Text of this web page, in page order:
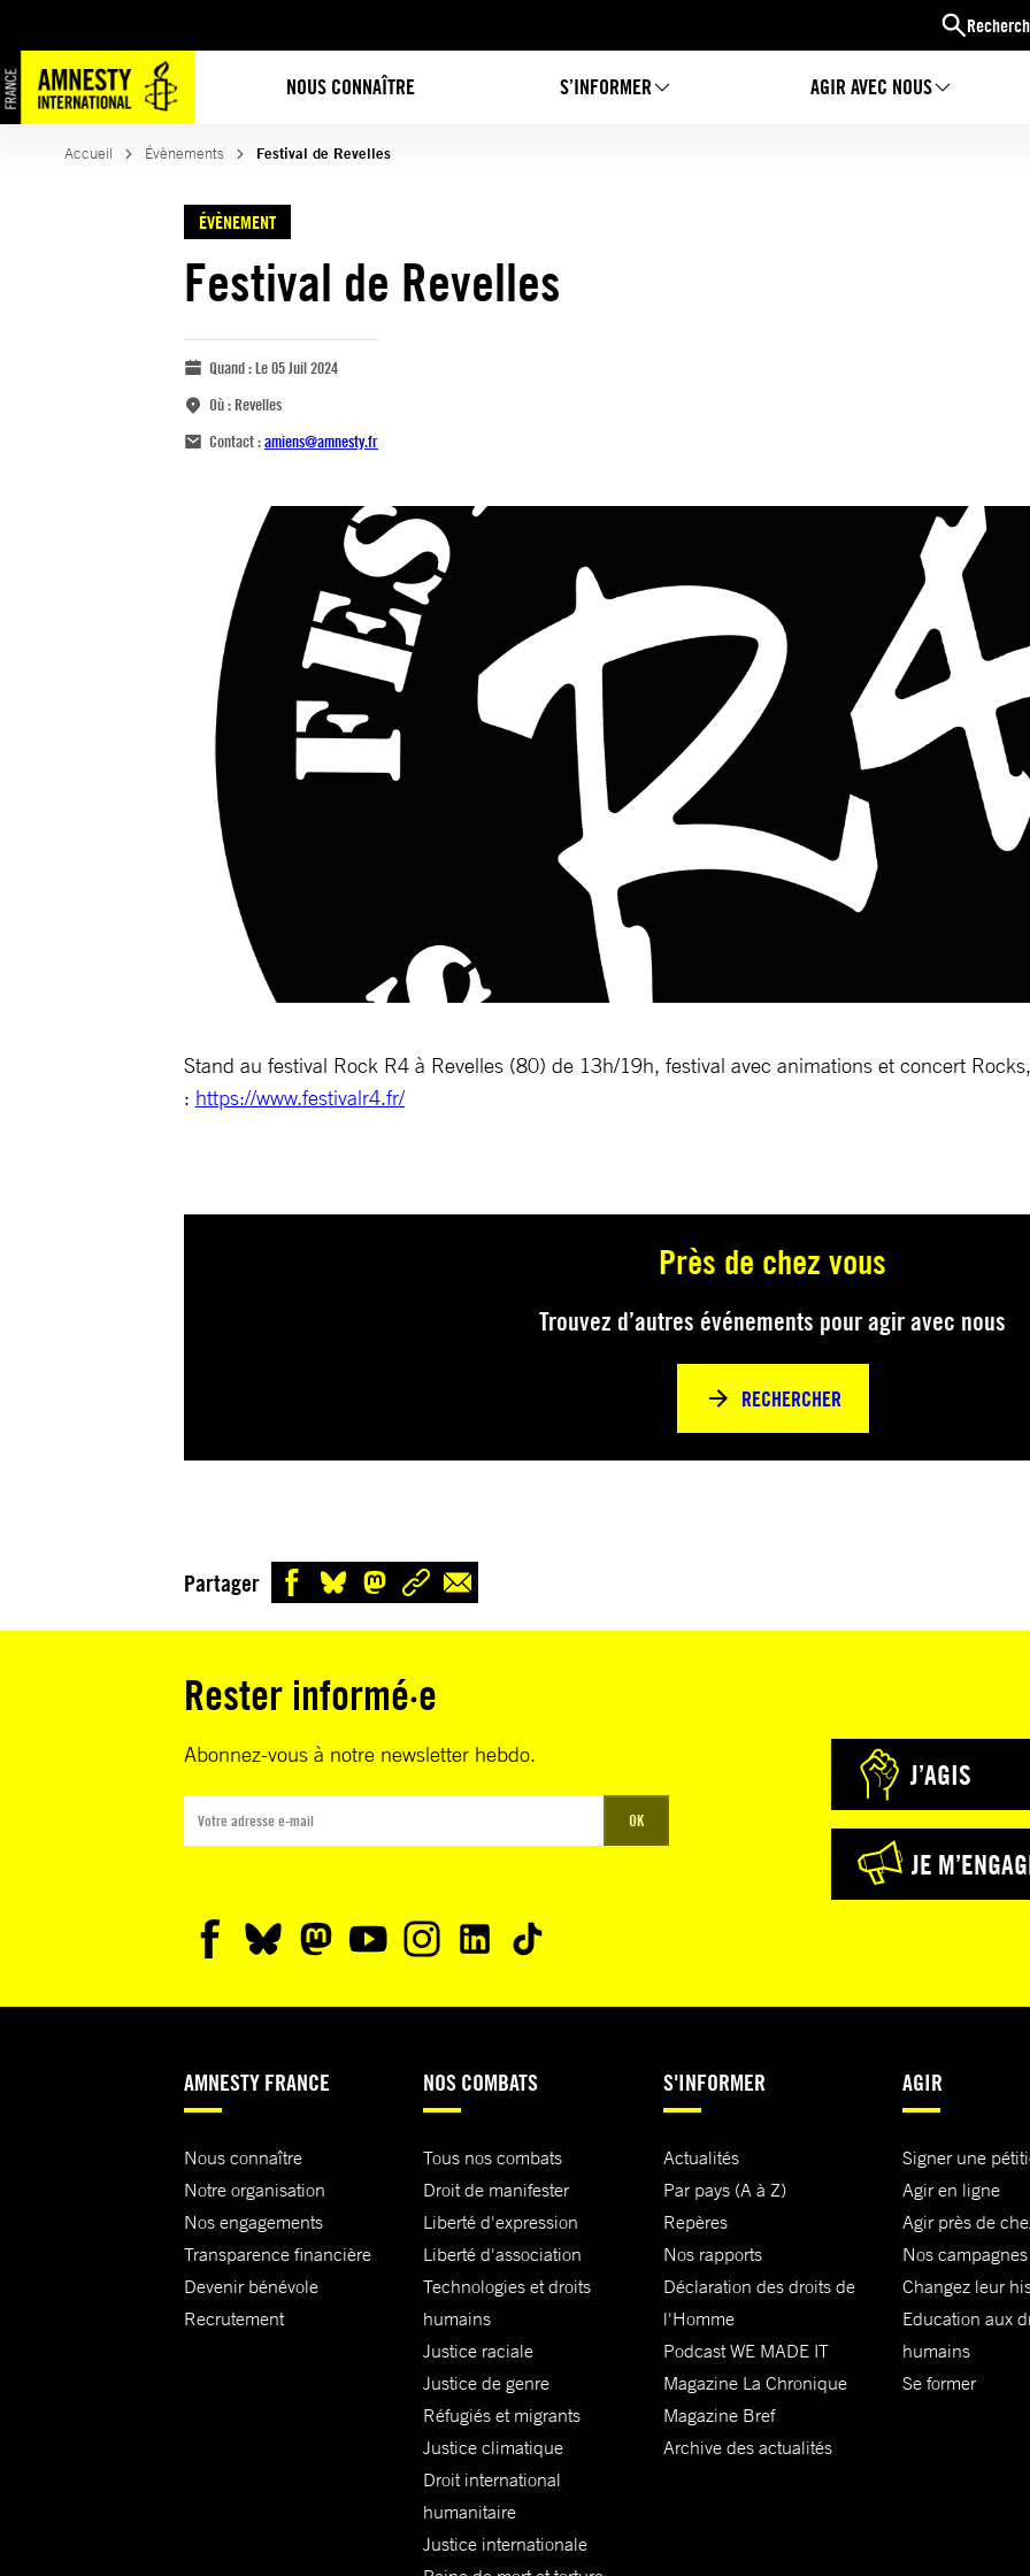
NOUS CONNAÎTRE S’INFORMER AGIR AVEC NOUS
Accueil Évènements Festival de Revelles
ÉVÈNEMENT
Festival de Revelles
Quand :Le 05 Juil 2024
Où :Revelles
Contact :amiens@amnesty.fr
Stand au festival Rock R4 à Revelles (80) de 13h/19h, festival avec animations et concert
: https://www.festivalr4.fr/
Près de chez vous
Trouvez d’autres événements pour agir avec nous
RECHERCHER
Partager
Rester informé·e
Abonnez-vous à notre newsletter hebdo.
OK
J’AGIS
JE
AMNESTY FRANCE
Nous connaître
Notre organisation
Nos engagements
Transparence financière
Devenir bénévole
Recrutement
NOS COMBATS
Tous nos combats
Droit de manifester
Liberté d'expression
Liberté d'association
Technologies et droits
humains
Justice raciale
Justice de genre
Réfugiés et migrants
Justice climatique
Droit international
humanitaire
Justice internationale
S'INFORMER
Actualités
Par pays (A à Z)
Repères
Nos rapports
Déclaration des droits de
l'Homme
Podcast WE MADE IT
Magazine La Chronique
Magazine Bref
Archive des actualités
AGIR
Signer une
Agir en ligne
Agir près de
Nos campagnes
Changez leur
Education aux
humains
Se former